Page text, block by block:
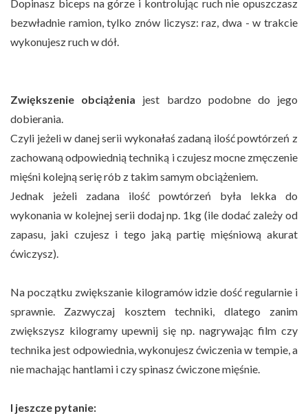
Dopinasz biceps na górze i kontrolując ruch nie opuszczasz
bezwładnie ramion, tylko znów liczysz: raz, dwa - w trakcie
wykonujesz ruch w dół.
Zwiększenie obciążenia jest bardzo podobne do jego
dobierania.
Czyli jeżeli w danej serii wykonałaś zadaną ilość powtórzeń z
zachowaną odpowiednią techniką i czujesz mocne zmęczenie
mięśni kolejną serię rób z takim samym obciążeniem.
Jednak jeżeli zadana ilość powtórzeń była lekka do
wykonania w kolejnej serii dodaj np. 1kg (ile dodać zależy od
zapasu, jaki czujesz i tego jaką partię mięśniową akurat
ćwiczysz).
Na początku zwiększanie kilogramów idzie dość regularnie i
sprawnie. Zazwyczaj kosztem techniki, dlatego zanim
zwiększysz kilogramy upewnij się np. nagrywając film czy
technika jest odpowiednia, wykonujesz ćwiczenia w tempie, a
nie machając hantlami i czy spinasz ćwiczone mięśnie.
I jeszcze pytanie: